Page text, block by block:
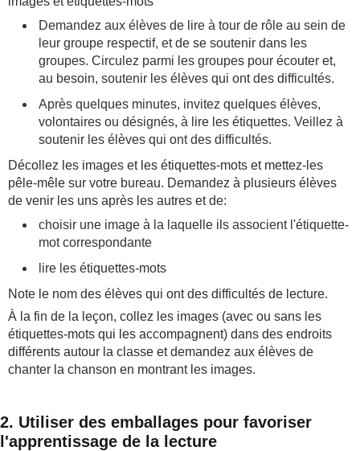
Demandez aux élèves de lire à tour de rôle au sein de
leur groupe respectif, et de se soutenir dans les
groupes. Circulez parmi les groupes pour écouter et,
au besoin, soutenir les élèves qui ont des difficultés.
Après quelques minutes, invitez quelques élèves,
volontaires ou désignés, à lire les étiquettes. Veillez à
soutenir les élèves qui ont des difficultés.
Décollez les images et les étiquettes-mots et mettez-les
pêle-mêle sur votre bureau. Demandez à plusieurs élèves
de venir les uns après les autres et de:
choisir une image à la laquelle ils associent l'étiquette-
mot correspondante
lire les étiquettes-mots
Note le nom des élèves qui ont des difficultés de lecture.
À la fin de la leçon, collez les images (avec ou sans les
étiquettes-mots qui les accompagnent) dans des endroits
différents autour la classe et demandez aux élèves de
chanter la chanson en montrant les images.
2. Utiliser des emballages pour favoriser
l'apprentissage de la lecture